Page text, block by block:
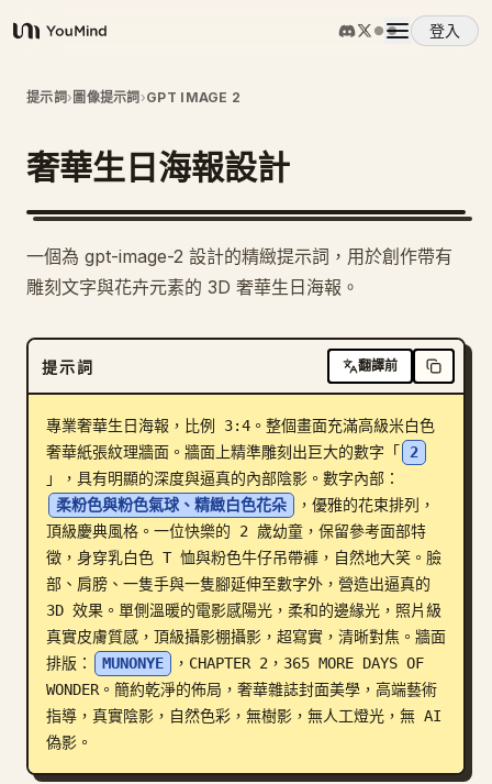
YouMind
登入
概覽
使用案例
定價
下載
部落格
更新
提示詞› 圖像提示詞 ›GPT IMAGE 2
奢華生日海報設計
一個為 gpt-image-2 設計的精緻提示詞，用於創作帶有
雕刻文字與花卉元素的 3D 奢華生日海報。
提示詞 翻譯前
專業奢華生日海報，比例 3:4。整個畫面充滿高級米白色
奢華紙張紋理牆面。牆面上精準雕刻出巨大的數字「
2
」，具有明顯的深度與逼真的內部陰影。數字內部：
柔粉色與粉色氣球、精緻白色花朵
，優雅的花束排列，
頂級慶典風格。一位快樂的 2 歲幼童，保留參考面部特
徵，身穿乳白色 T 恤與粉色牛仔吊帶褲，自然地大笑。臉
部、肩膀、一隻手與一隻腳延伸至數字外，營造出逼真的
3D 效果。單側溫暖的電影感陽光，柔和的邊緣光，照片級
真實皮膚質感，頂級攝影棚攝影，超寫實，清晰對焦。牆面
排版：
MUNONYE
，CHAPTER 2，365 MORE DAYS OF
WONDER。簡約乾淨的佈局，奢華雜誌封面美學，高端藝術
指導，真實陰影，自然色彩，無樹影，無人工燈光，無 AI
偽影。